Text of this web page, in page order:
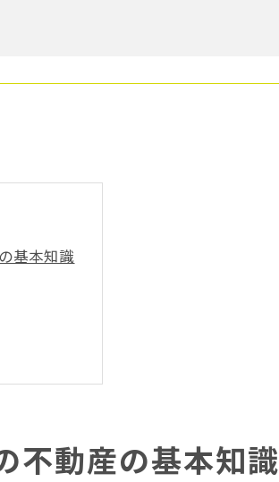
基本知識
不動産の基本知識